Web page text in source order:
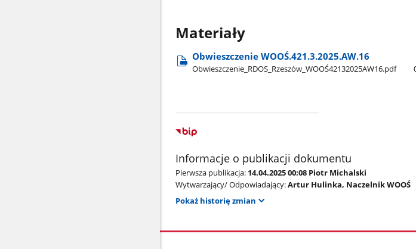
Materiały
Obwieszczenie WOOŚ.421.3.2025.AW.16
Obwieszczenie​_RDOS​_Rzeszów​_WOOŚ42132025AW16.pdf
Informacje o publikacji dokumentu
Pierwsza publikacja: 14.04.2025 00:08 Piotr Michalski
Wytwarzający/ Odpowiadający:Artur Hulinka, Naczelnik WOOŚ
Pokaż historię zmian